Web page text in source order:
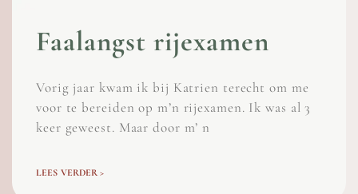
Faalangst rijexamen
Vorig jaar kwam ik bij Katrien terecht om me
voor te bereiden op m’n rijexamen. Ik was al 3
keer geweest. Maar door m’ n
LEES VERDER >